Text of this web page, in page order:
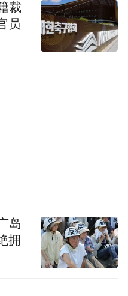
裁
员
岛
拥